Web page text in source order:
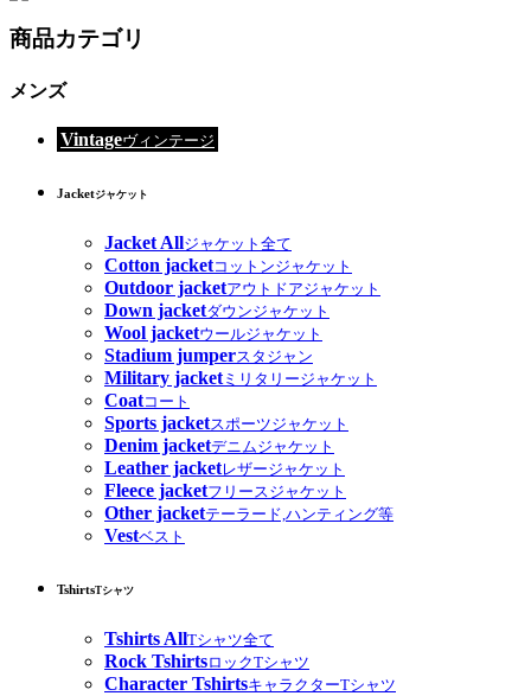
商品カテゴリ
メンズ
Vintageヴィンテージ
Jacketジャケット
Jacket Allジャケット全て
Cotton jacketコットンジャケット
Outdoor jacketアウトドアジャケット
Down jacketダウンジャケット
Wool jacketウールジャケット
Stadium jumperスタジャン
Military jacketミリタリージャケット
Coatコート
Sports jacketスポーツジャケット
Denim jacketデニムジャケット
Leather jacketレザージャケット
Fleece jacketフリースジャケット
Other jacketテーラード,ハンティング等
Vestベスト
TshirtsTシャツ
Tshirts AllTシャツ全て
Rock TshirtsロックTシャツ
Character TshirtsキャラクターTシャツ